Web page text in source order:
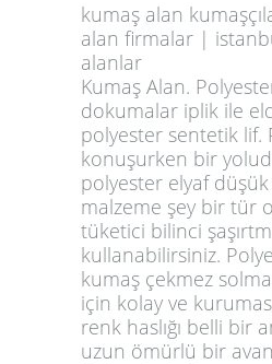
kumaş alan
alan firmalar |
alanlar
Kumaş Alan.
dokumalar iplik ile
polyester sentetik lif.
konuşurken bir
polyester elyaf
malzeme şey bir tür
tüketici bilinci
kullanabilirsiniz.
kumaş çekmez
için kolay ve
renk haslığı belli bir
uzun ömürlü bir